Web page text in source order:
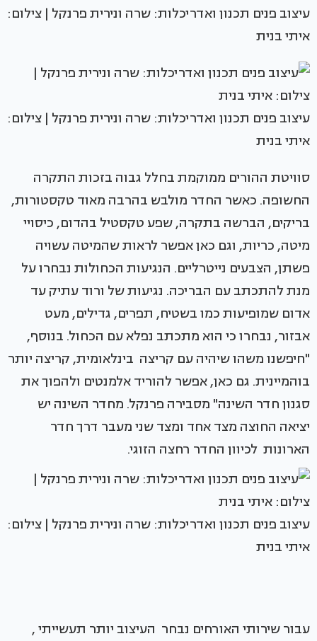
עיצוב פנים תכנון ואדריכלות: שרה ונירית פרנקל | צילום:
איתי בנית
עיצוב פנים תכנון ואדריכלות: שרה ונירית פרנקל | צילום:
איתי בנית
סוויטת ההורים ממוקמת בחלל גבוה בזכות התקרה
החשופה. כאשר החדר מולבש בהרבה מאוד טקסטורות,
בריקים, הברשה בתקרה, שפע טקסטיל בהדום, כיסויי
מיטה, כריות, וגם כאן אפשר לראות שהמיטה עשויה
פשתן, הצבעים נייטרליים. הנגיעות הכחולות נבחרו על
מנת להתכתב עם הבריכה. נגיעות של ורוד עתיק עד
אדום שמופיעות כמו בשטיח, תפרים, גדילים, מעט
אבזור, נבחרו כי הוא מתכתב נפלא עם הכחול. בנוסף,
"חיפשנו משהו שיהיה עם קריצה בינלאומית, קריצה יותר
בוהמיינית. גם כאן, אפשר להוריד אלמנטים ולהפוך את
סגנון חדר השינה" מסבירה פרנקל. מחדר השינה יש
יציאה החוצה מצד אחד ומצד שני מעבר דרך חדר
הארונות לכיוון החדר רחצה הזוגי.
עיצוב פנים תכנון ואדריכלות: שרה ונירית פרנקל | צילום:
איתי בנית
עבור שירותי האורחים נבחר העיצוב יותר תעשייתי ,